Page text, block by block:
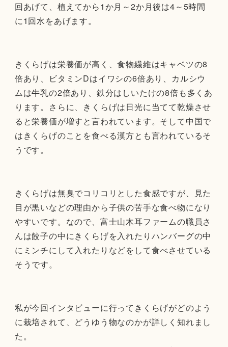
回あげて、植えてから1か月～2か月後は4～5時間
に1回水をあげます。
きくらげは栄養価が高く、食物繊維はキャベツの8
倍あり、ビタミンDはイワシの6倍あり、カルシウ
ムは牛乳の2倍あり、鉄分はしいたけの8倍も多くあ
ります。さらに、きくらげは日光に当てて乾燥させ
ると栄養価が増すと言われています。そして中国で
はきくらげのことを食べる漢方とも言われているそ
うです。
きくらげは無臭でコリコリとした食感ですが、見た
目が黒いなどの理由から子供の苦手な食べ物になり
やすいです。なので、富士山木耳ファームの職員さ
んは餃子の中にきくらげを入れたりハンバーグの中
にミンチにして入れたりなどをして食べさせている
そうです。
私が今回インタビューに行ってきくらげがどのよう
に栽培されて、どうゆう物なのかが詳しく知れまし
た。